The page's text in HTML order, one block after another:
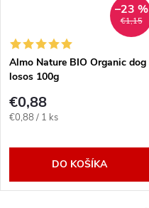
€1,15
–23 %
Almo Nature BIO Organic dog
losos 100g
€0,88
Jednotková
€0,88 / 1 ks
DO KOŠÍKA